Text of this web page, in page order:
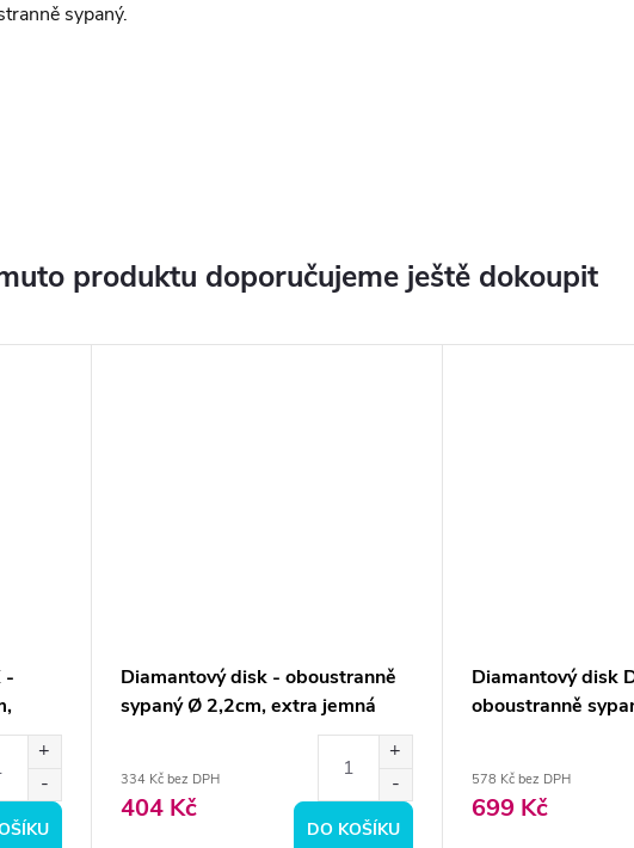
sypaný.
produktu doporučujeme ještě dokoupit
-
Diamantový disk - oboustranně
sypaný Ø 2,2cm, extra jemná
334 Kč bez DPH
404 Kč
DO KOŠÍKU
Diamantový disk
oboustranně
578 Kč bez DPH
699 Kč